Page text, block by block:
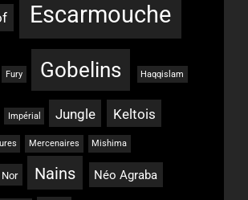
Escarmouche
Fury Gobelins Haqqislam
Impérial Jungle Keltois
Mercenaires Mishima
Nains Néo Agraba